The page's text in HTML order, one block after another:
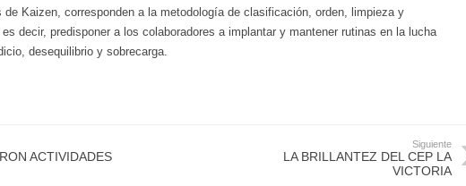
de Kaizen, corresponden a la metodología de clasificación, orden, limpieza y
decir, predisponer a los colaboradores a implantar y mantener rutinas en la lucha
desequilibrio y sobrecarga.
ACTIVIDADES
Siguiente
LA BRILLANTEZ DEL CEP LA
VICTORIA